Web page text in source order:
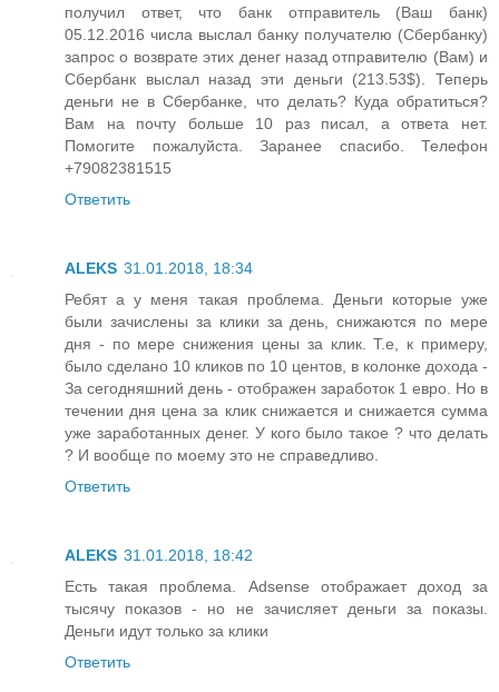
получил ответ, что банк отправитель (Ваш банк)
05.12.2016 числа выслал банку получателю (Сбербанку)
запрос о возврате этих денег назад отправителю (Вам) и
Сбербанк выслал назад эти деньги (213.53$). Теперь
деньги не в Сбербанке, что делать? Куда обратиться?
Вам на почту больше 10 раз писал, а ответа нет.
Помогите пожалуйста. Заранее спасибо. Телефон
+79082381515
Ответить
ALEKS 31.01.2018, 18:34
Ребят а у меня такая проблема. Деньги которые уже
были зачислены за клики за день, снижаются по мере
дня - по мере снижения цены за клик. Т.е, к примеру,
было сделано 10 кликов по 10 центов, в колонке дохода -
За сегодняшний день - отображен заработок 1 евро. Но в
течении дня цена за клик снижается и снижается сумма
уже заработанных денег. У кого было такое ? что делать
? И вообще по моему это не справедливо.
Ответить
ALEKS 31.01.2018, 18:42
Есть такая проблема. Adsense отображает доход за
тысячу показов - но не зачисляет деньги за показы.
Деньги идут только за клики
Ответить